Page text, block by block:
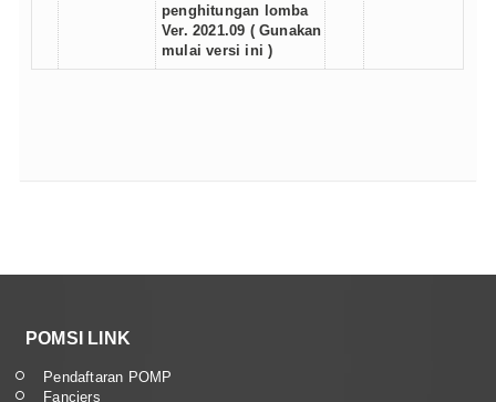
penghitungan lomba
Ver. 2021.09 ( Gunakan
mulai versi ini )
POMSI LINK
Pendaftaran POMP
Fanciers